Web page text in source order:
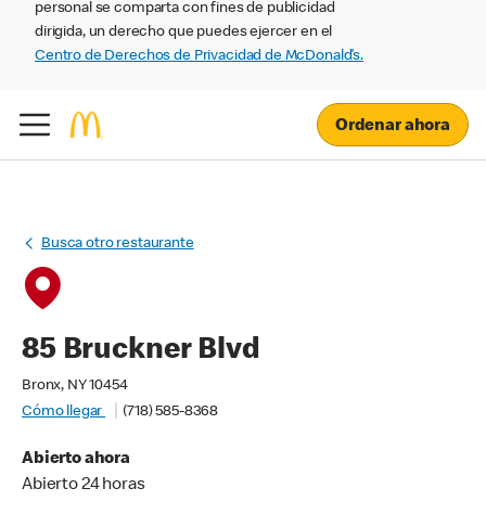
personal se comparta con fines de publicidad
dirigida, un derecho que puedes ejercer en el
Centro de Derechos de Privacidad de McDonald’s.
Ordenar ahora
Busca otro restaurante
85 Bruckner Blvd
Bronx, NY 10454
Cómo llegar
(718) 585-8368
Abierto ahora
Abierto 24 horas